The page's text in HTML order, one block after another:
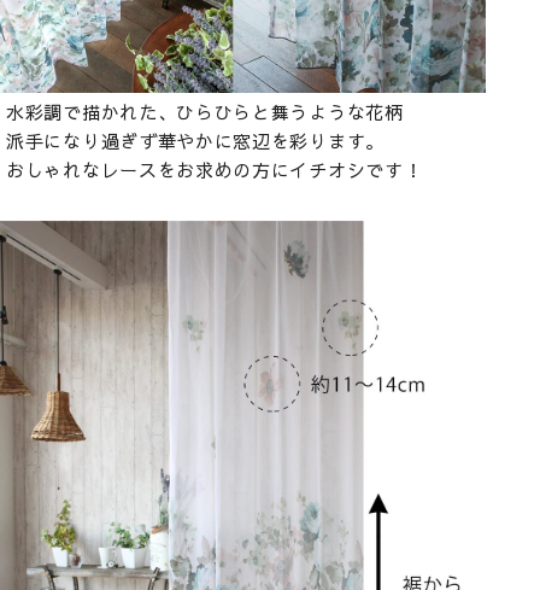
水彩調で描かれた、ひらひらと舞うような花柄
派手になり過ぎず華やかに窓辺を彩ります。
おしゃれなレースをお求めの方にイチオシです！